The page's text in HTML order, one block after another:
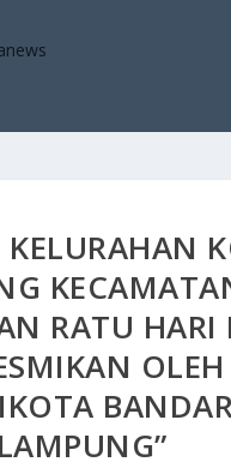
RATU HARI
OLEH
LAMPUNG”